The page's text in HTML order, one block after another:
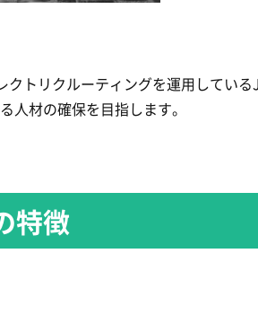
クトリクルーティングを運用してい
人材の確保を目指します。
特徴